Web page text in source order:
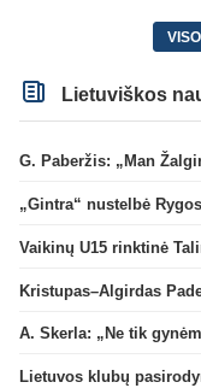
Lietuviškos
G. Paberžis: „Man
A. Skerla: „Ne tik